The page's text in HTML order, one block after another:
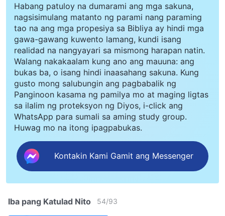
Habang patuloy na dumarami ang mga sakuna,
nagsisimulang matanto ng parami nang paraming
tao na ang mga propesiya sa Bibliya ay hindi mga
gawa-gawang kuwento lamang, kundi isang
realidad na nangyayari sa mismong harapan natin.
Walang nakakaalam kung ano ang mauuna: ang
bukas ba, o isang hindi inaasahang sakuna. Kung
gusto mong salubungin ang pagbabalik ng
Panginoon kasama ng pamilya mo at maging ligtas
sa ilalim ng proteksyon ng Diyos, i-click ang
WhatsApp para sumali sa aming study group.
Huwag mo na itong ipagpabukas.
Kontakin Kami Gamit ang Messenger
Iba pang Katulad Nito 54/93